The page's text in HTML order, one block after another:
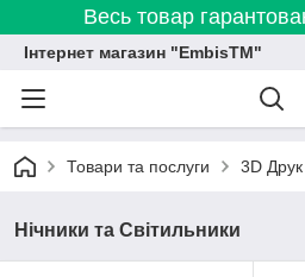
Весь товар
Інтернет магазин "EmbisTM"
Товари та послуги 3D Друк
Нічники та Світильники